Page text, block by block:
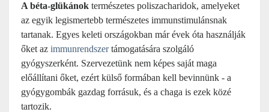
A béta-glükánok természetes poliszacharidok, amelyeket
az egyik legismertebb természetes immunstimulánsnak
tartanak. Egyes keleti országokban már évek óta használják
őket az immunrendszertámogatására szolgáló
gyógyszerként. Szervezetünk nem képes saját maga
előállítani őket, ezért külső formában kell bevinnünk - a
gyógygombák gazdag forrásuk, és a chaga is ezek közé
tartozik.